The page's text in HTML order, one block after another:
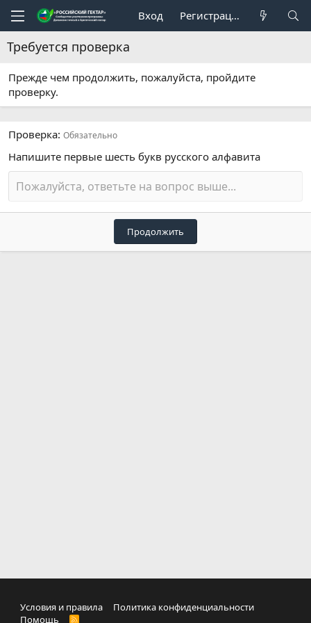
Вход Регистрация
Требуется проверка
Прежде чем продолжить, пожалуйста, пройдите
проверку.
Проверка Обязательно
Напишите первые шесть букв русского алфавита
Продолжить
Условия и правила
Политика конфиденциальности
Помощь
R